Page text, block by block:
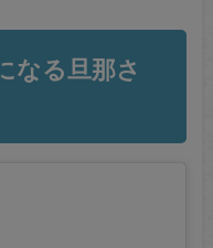
なる旦那さ